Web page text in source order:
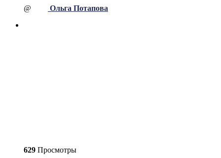
@ Ольга Потапова
629 Просмотры